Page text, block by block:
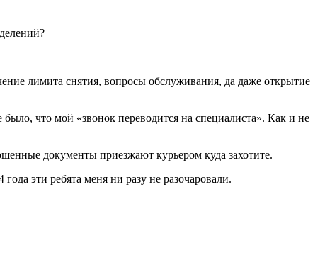
лимита снятия, вопросы обслуживания, да даже открытие
что мой «звонок переводится на специалиста». Как и не
документы приезжают курьером куда захотите.
эти ребята меня ни разу не разочаровали.